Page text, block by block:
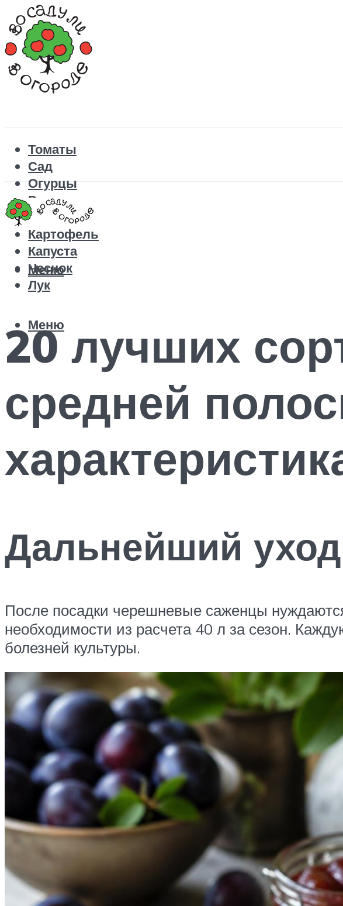
Томаты
Сад
Огурцы
Рецепты
Перец
Картофель
Капуста
Чеснок
Лук
Меню
Меню
20 лучших
средней
Дальнейший уход
После посадки черешневые саженцы
необходимости из расчета 40 л за сезон.
болезней культуры.